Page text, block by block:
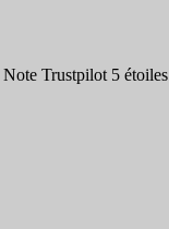
Note Trustpilot 5 étoiles